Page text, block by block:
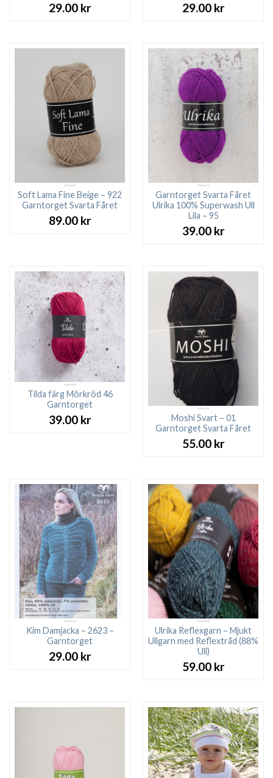
29.00 kr 29.00 kr
Soft Lama Fine Beige – 922
Garntorget Svarta Fåret
89.00 kr
Garntorget Svarta Fåret
Ulrika 100% Superwash Ull
Lila – 95
39.00 kr
Tilda färg Mörkröd 46
Garntorget
39.00 kr
Moshi Svart – 01
Garntorget Svarta Fåret
55.00 kr
Kim Damjacka – 2623 –
Garntorget
29.00 kr
Ulrika Reflexgarn – Mjukt
Ullgarn med Reflextråd (88%
Ull)
59.00 kr